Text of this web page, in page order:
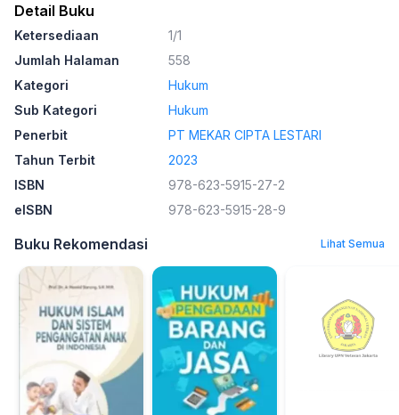
Detail Buku
Ketersediaan
1/1
Jumlah Halaman
558
Kategori
Hukum
Sub Kategori
Hukum
Penerbit
PT MEKAR CIPTA LESTARI
Tahun Terbit
2023
ISBN
978-623-5915-27-2
eISBN
978-623-5915-28-9
Buku Rekomendasi Lihat Semua